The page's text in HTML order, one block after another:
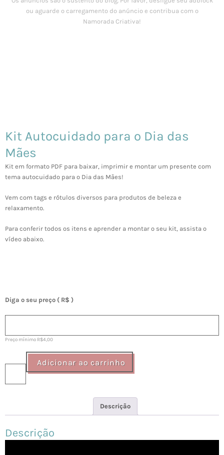
Kit Autocuidado para o Dia das
Mães
Kit em formato PDF para baixar, imprimir e montar um presente com
tema autocuidado para o Dia das Mães!
Vem com tags e rótulos diversos para produtos de beleza e
relaxamento.
Para conferir todos os itens e aprender a montar o seu kit, assista o
vídeo abaixo.
Diga o seu preço ( R$ )
Preço mínimo R$4,00
quantidade
Adicionar ao carrinho
Descrição
Descrição